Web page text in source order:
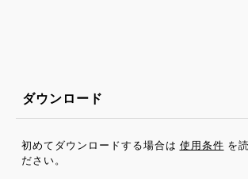
ダウンロード
初めてダウンロードする場合は 使用条件 を
ださい。